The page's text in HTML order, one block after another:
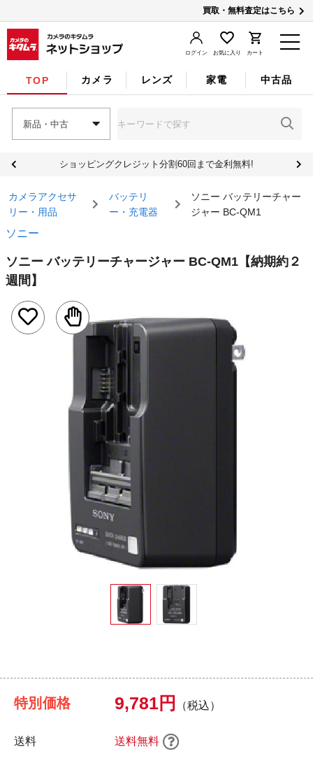
買取・無料査定はこちら
ログイン お気に入り カート
TOP カメラ レンズ 家電 中古品
新品・中古
ショッピングクレジット分割60回まで金利無料!
カメラアクセサ
リー・用品
バッテリ
ー・充電器
ソニー バッテリーチャー
ジャー BC-QM1
ソニー
ソニー バッテリーチャージャー BC-QM1 【納期約２
週間】
特別価格 9,781円 （税込）
送料 送料無料